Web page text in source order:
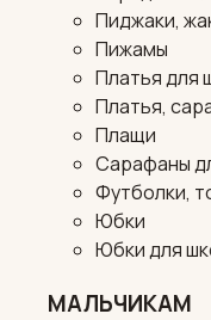
Пиджаки,
Пижамы
Платья для
Платья,
Плащи
Сарафаны
Футболки,
Юбки
Юбки для
МАЛЬЧИКАМ